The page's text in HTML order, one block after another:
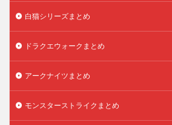
白猫シリーズまとめ
ドラクエウォークまとめ
アークナイツまとめ
モンスターストライクまとめ